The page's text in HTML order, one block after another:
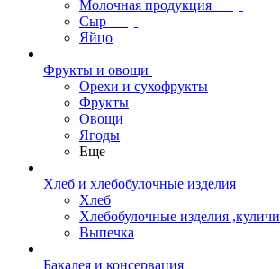
Молочная продукция
Сыр
Яйцо
Фрукты и овощи
Орехи и сухофрукты
Фрукты
Овощи
Ягоды
Еще
Хлеб и хлебобулочные изделия
Хлеб
Хлебобулочные изделия ,куличи
Выпечка
Бакалея и консервация